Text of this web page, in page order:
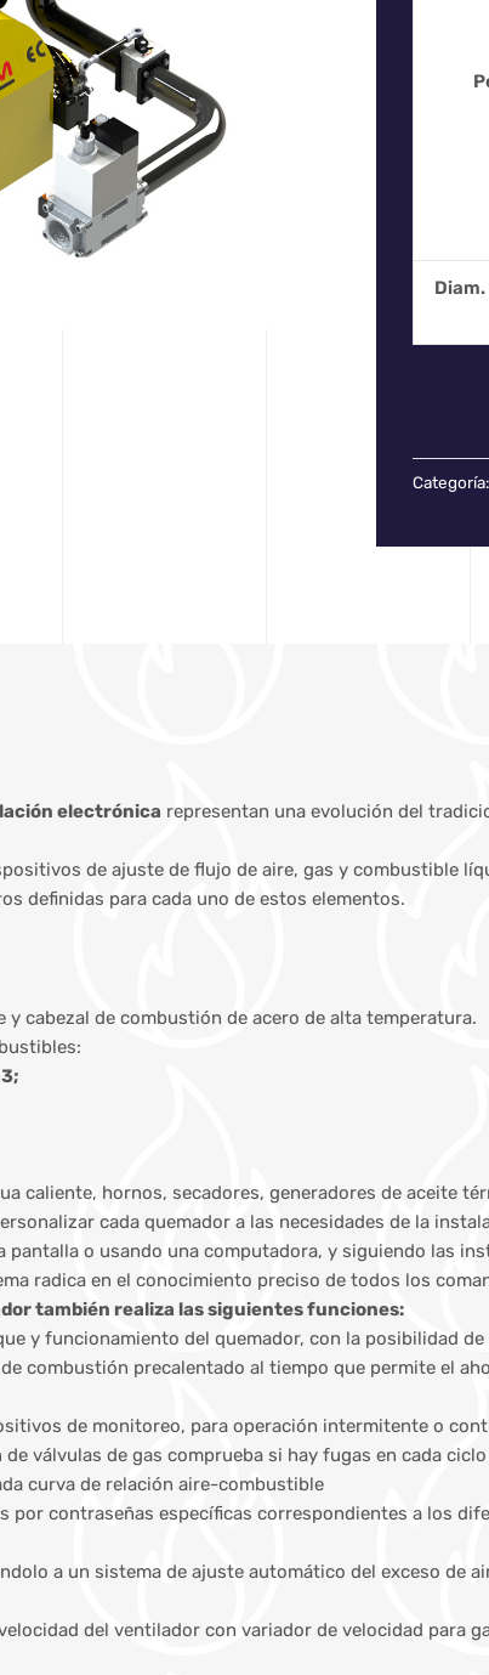
Categoría:
electrónica representan una evolución del
de ajuste de flujo de aire, gas y combustible
definidas para cada uno de estos elementos.
y cabezal de combustión de acero de alta temperatura.
caliente, hornos, secadores, generadores de aceite
cada quemador a las necesidades de la
pantalla o usando una computadora, y siguiendo las
radica en el conocimiento preciso de todos los
también realiza las siguientes funciones:
y funcionamiento del quemador, con la posibilidad
combustión precalentado al tiempo que permite el
de monitoreo, para operación intermitente o
válvulas de gas comprueba si hay fugas en cada
curva de relación aire-combustible
por contraseñas específicas correspondientes a los
a un sistema de ajuste automático del exceso de
del ventilador con variador de velocidad para